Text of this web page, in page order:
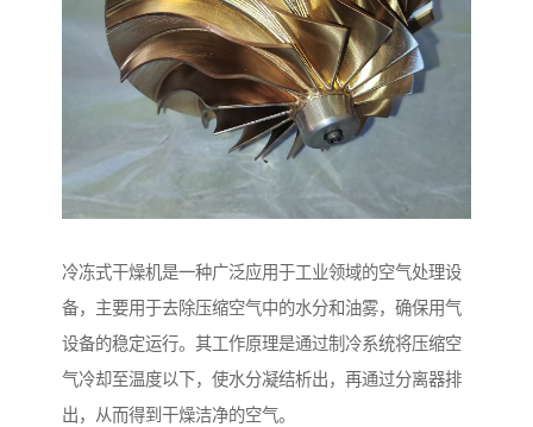
冷冻式干燥机是一种广泛应用于工业领域的空气处理设
备，主要用于去除压缩空气中的水分和油雾，确保用气
设备的稳定运行。其工作原理是通过制冷系统将压缩空
气冷却至温度以下，使水分凝结析出，再通过分离器排
出，从而得到干燥洁净的空气。